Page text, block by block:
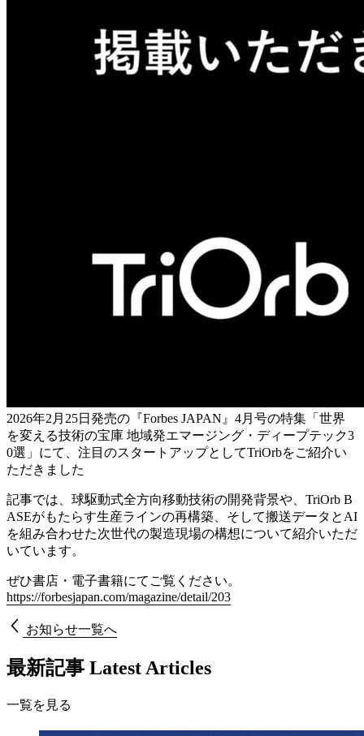
2026年2月25日発売の『Forbes JAPAN』4月号の特集「世界
を変える技術の宝庫 地域発エマージング・ディープテック3
0選」にて、注目のスタートアップとしてTriOrbをご紹介い
ただきました
記事では、球駆動式全方向移動技術の開発背景や、TriOrb B
ASEがもたらす生産ラインの再構築、そして搬送データとAI
を組み合わせた次世代の製造現場の構想について紹介いただ
いています。
ぜひ書店・電子書籍にてご覧ください。
https://forbesjapan.com/magazine/detail/203
お知らせ一覧へ
最新記事 Latest Articles
一覧を見る